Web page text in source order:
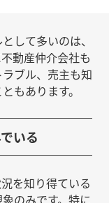
して多いのは、
動産仲介会社も
ブル、売主も知
もあります。
いる
を知り得ている